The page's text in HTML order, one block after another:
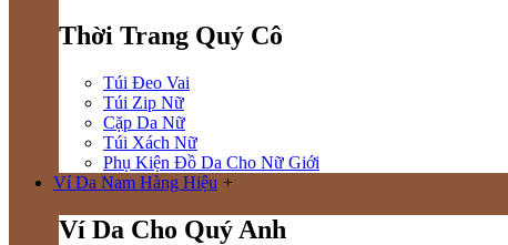
Thời Trang Quý Cô
Túi Đeo Vai
Túi Zip Nữ
Cặp Da Nữ
Túi Xách Nữ
Phụ Kiện Đồ Da Cho Nữ Giới
Ví Da Nam Hàng Hiệu +
Ví Da Cho Quý Anh